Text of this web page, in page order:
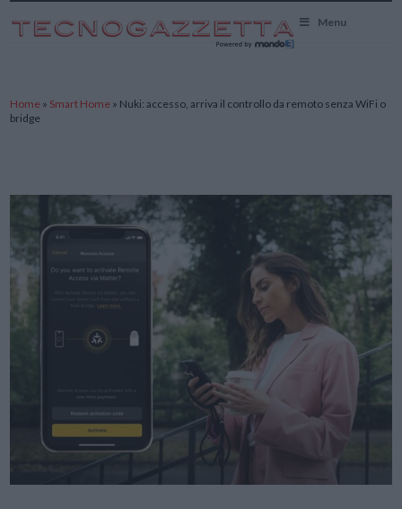
Menu
Home » Smart Home » Nuki: accesso, arriva il controllo da remoto senza WiFi o
bridge